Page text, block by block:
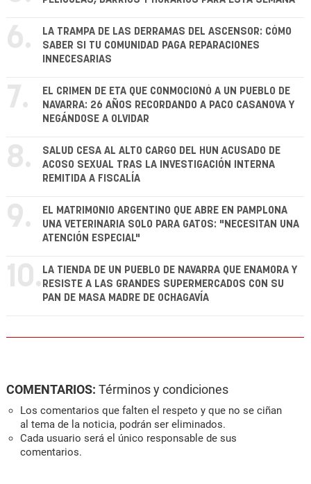
6.
LA TRAMPA DE LAS DERRAMAS DEL ASCENSOR: CÓMO
SABER SI TU COMUNIDAD PAGA REPARACIONES
INNECESARIAS
7.
EL CRIMEN DE ETA QUE CONMOCIONÓ A UN PUEBLO DE
NAVARRA: 26 AÑOS RECORDANDO A PACO CASANOVA Y
NEGÁNDOSE A OLVIDAR
8.
SALUD CESA AL ALTO CARGO DEL HUN ACUSADO DE
ACOSO SEXUAL TRAS LA INVESTIGACIÓN INTERNA
REMITIDA A FISCALÍA
9.
EL MATRIMONIO ARGENTINO QUE ABRE EN PAMPLONA
UNA VETERINARIA SOLO PARA GATOS: "NECESITAN UNA
ATENCIÓN ESPECIAL"
10. LA TIENDA DE UN PUEBLO DE NAVARRA QUE ENAMORA Y
RESISTE A LAS GRANDES SUPERMERCADOS CON SU
PAN DE MASA MADRE DE OCHAGAVÍA
COMENTARIOS: Términos y condiciones
Los comentarios que falten el respeto y que no se ciñan
al tema de la noticia, podrán ser eliminados.
Cada usuario será el único responsable de sus
comentarios.